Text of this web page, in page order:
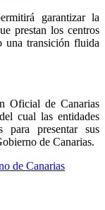
garantizar la
prestan los centros
una transición fluida
Oficial de Canarias
cual las entidades
para presentar sus
de Canarias.
de Canarias